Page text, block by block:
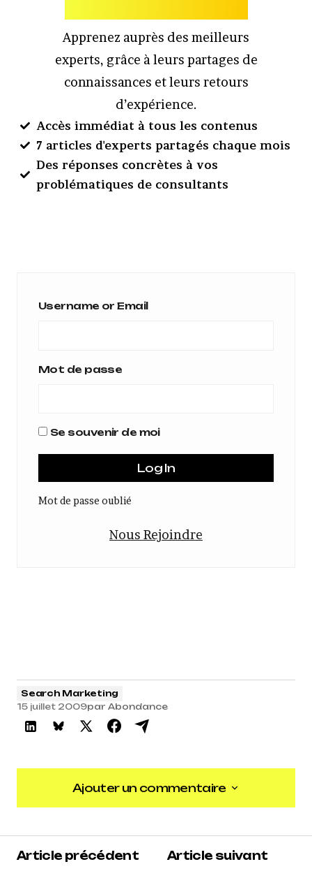
Apprenez auprès des meilleurs
experts, grâce à leurs partages de
connaissances et leurs retours
d’expérience.
Accès immédiat à tous les contenus
7 articles d'experts partagés chaque mois
Des réponses concrètes à vos
problématiques de consultants
Username or Email
Mot de passe
Se souvenir de moi
Mot de passe oublié
Nous Rejoindre
Search Marketing
15 juillet 2009par Abondance
Ajouter un commentaire
Ajouter un commentaire
Article précédent
Article suivant